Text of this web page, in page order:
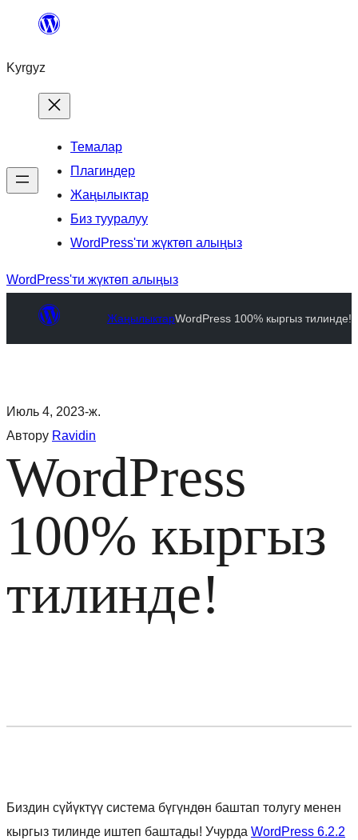
Kyrgyz
Темалар
Плагиндер
Жаңылыктар
Биз тууралуу
WordPress'ти жүктөп алыңыз
WordPress'ти жүктөп алыңыз
ЖаңылыктарWordPress 100% кыргыз тилинде!
Июль 4, 2023-ж.
Автору Ravidin
WordPress
100% кыргыз
тилинде!
Биздин сүйүктүү система бүгүндөн баштап толугу менен
кыргыз тилинде иштеп баштады! Учурда WordPress 6.2.2